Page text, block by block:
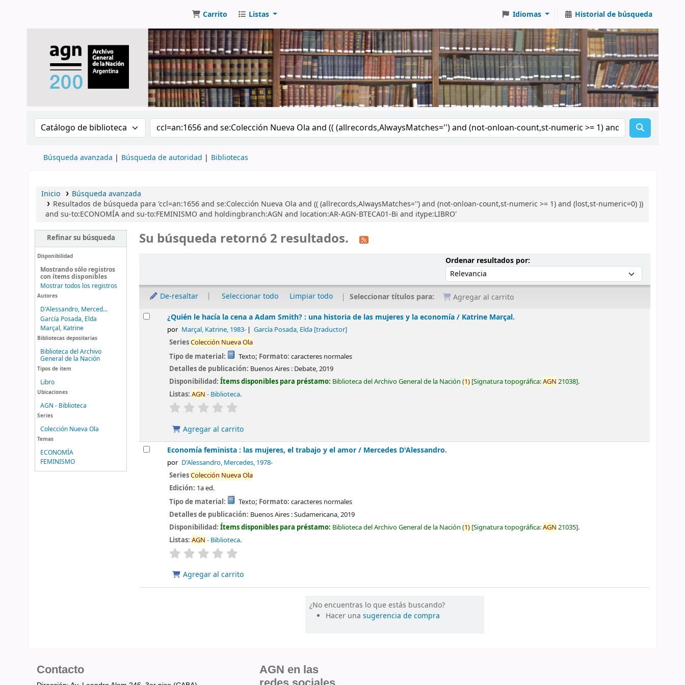
Carrito Listas Idiomas Historial de búsqueda
Buscar en el catálogo por: Buscar en el catálogo
Búsqueda avanzada Búsqueda de autoridad Bibliotecas
Inicio
Búsqueda avanzada
Resultados de búsqueda para 'ccl=an:1656 and se:Colección Nueva Ola and (( (allrecords,AlwaysMatches='') and (not-onloan-count,st-numeric >= 1) and (lost,st-numeric=0) ))
and su-to:ECONOMÍA and su-to:FEMINISMO and holdingbranch:AGN and location:AR-AGN-BTECA01-Bi and itype:LIBRO'
Refinar su búsqueda
Disponibilidad
Mostrando sólo registros
con ítems disponibles
Mostrar todos los registros
Autores
D'Alessandro, Merced...
García Posada, Elda
Marçal, Katrine
Bibliotecas depositarias
Biblioteca del Archivo
General de la Nación
Tipos de ítem
Libro
Ubicaciones
AGN - Biblioteca
Series
Colección Nueva Ola
Temas
ECONOMÍA
FEMINISMO
Su búsqueda retornó 2 resultados.
Ordenar resultados por:Ordenar por:
De-resaltar Seleccionar todo Limpiar todo Seleccionar títulos para:
Agregar al carrito
Resultados¿Quién le hacía la cena a Adam Smith? : una historia de las mujeres y la economía / Katrine Marçal.
por Marçal, Katrine, 1983- García Posada, Elda[traductor]
SeriesColección NuevaOla
Tipo de material:
Texto; Formato: caracteres normales
Detalles de publicación: Buenos Aires : Debate,2019
Disponibilidad:Ítems disponibles para préstamo: Biblioteca del Archivo General de la Nación (1) Signatura topográfica:AGN 21038 .
Listas: AGN - Biblioteca.
valoración
Agregar al carrito
Economía feminista : las mujeres, el trabajo y el amor / Mercedes D'Alessandro.
por D'Alessandro, Mercedes, 1978-
SeriesColección NuevaOla
Edición: 1a ed.
Tipo de material:
Texto; Formato: caracteres normales
Detalles de publicación: Buenos Aires :Sudamericana,2019
Disponibilidad:Ítems disponibles para préstamo: Biblioteca del Archivo General de la Nación (1) Signatura topográfica:AGN 21035 .
Listas: AGN - Biblioteca.
valoración
Agregar al carrito
¿No encuentras lo que estás buscando?
Hacer unasugerencia de compra
Contacto
AGN en las